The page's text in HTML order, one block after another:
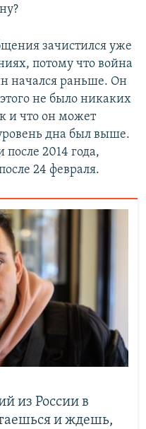
зачистился уже
потому что война
начался раньше. Он
не было никаких
и что он может
дна был выше.
2014 года,
24 февраля.
из России в
и ждешь,